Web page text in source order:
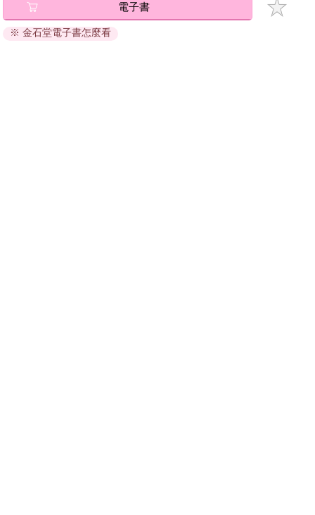
退換貨須知：
因版權保護，您在金石堂所購買的電子書僅能以金石堂專屬
電子書
※ 金石堂電子書怎麼看